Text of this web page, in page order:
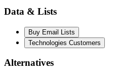
Data & Lists
Buy Email Lists
Technologies Customers
Alternatives